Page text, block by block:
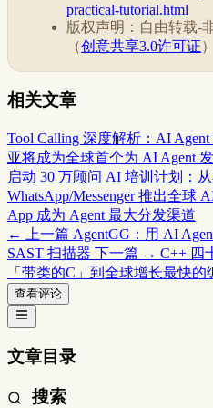
practical-tutorial.html
版权声明：自由转载-
（创意共享3.0许可证）
相关文章
Tool Calling 深度解析：AI
亚将成为全球首个为 AI Agent
启动 30 万顾问 AI 培训计划：
WhatsApp/Messenger 推出全球
App 成为 Agent 最大分发渠道
← 上一篇 AgentGG：用 AI
SAST 扫描器 下一篇 → C++ 四
「带类的C」到全球增长最快的
查看评论
文章目录
搜索